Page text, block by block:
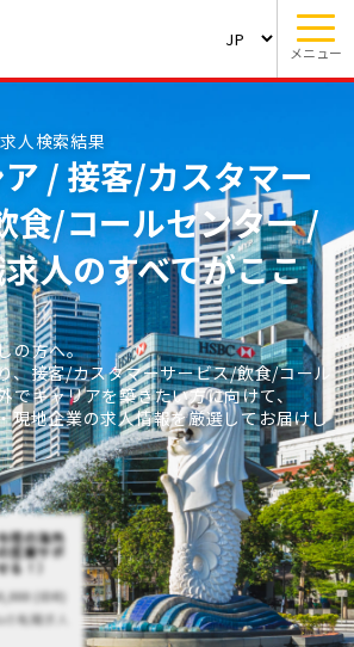
メニュー
人検索結果
/ 接客/カスタマー
食/コールセンター /
人のすべてがここ
の方へ。
、接客/カスタマーサービス/飲食/コール
でキャリアを築きたい方に向けて、
現地企業の求人情報を厳選してお届けし
塔の海外
営業サポ
！）
(IDR)
転職求人